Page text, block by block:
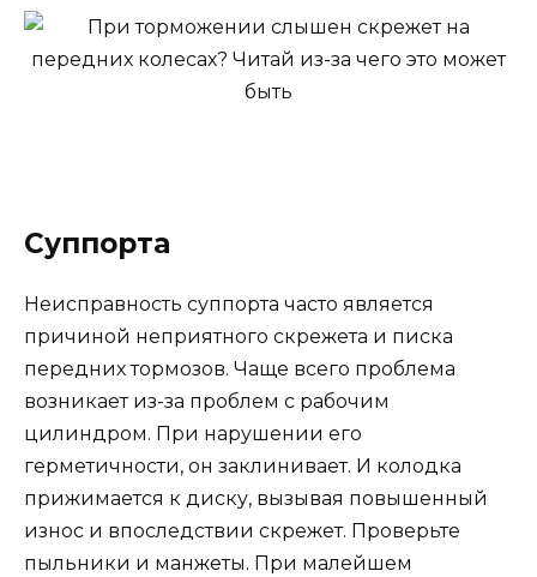
Суппорта
Неисправность суппорта часто является
причиной неприятного скрежета и писка
передних тормозов. Чаще всего проблема
возникает из-за проблем с рабочим
цилиндром. При нарушении его
герметичности, он заклинивает. И колодка
прижимается к диску, вызывая повышенный
износ и впоследствии скрежет. Проверьте
пыльники и манжеты. При малейшем